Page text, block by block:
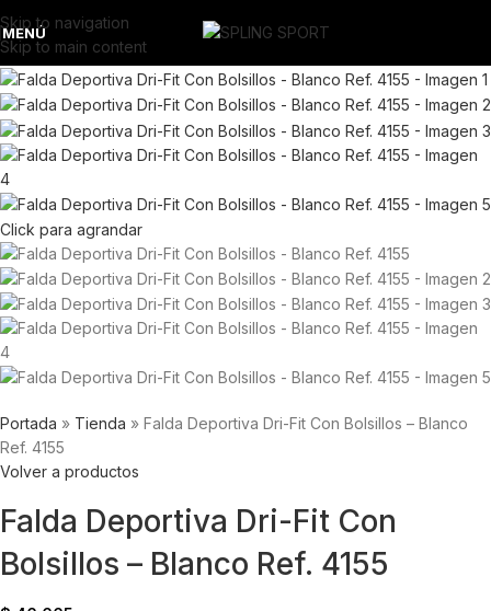
Skip to navigation
Skip to main content
MENÚ
Click para agrandar
Portada » Tienda » Falda Deportiva Dri-Fit Con Bolsillos – Blanco
Ref. 4155
Volver a productos
Falda Deportiva Dri-Fit Con
Bolsillos – Blanco Ref. 4155